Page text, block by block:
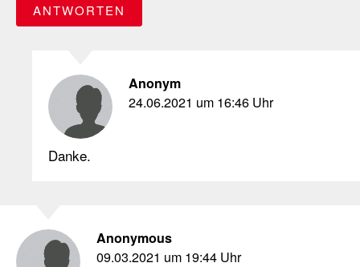
ANTWORTEN
Anonym
24.06.2021 um 16:46 Uhr
Danke.
Anonymous
09.03.2021 um 19:44 Uhr